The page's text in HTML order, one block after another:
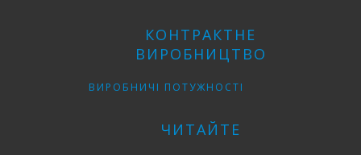
КОНТРАКТНЕ
ВИРОБНИЦТВО
ВИРОБНИЧІ ПОТУЖНОСТІ
ЧИТАЙТЕ